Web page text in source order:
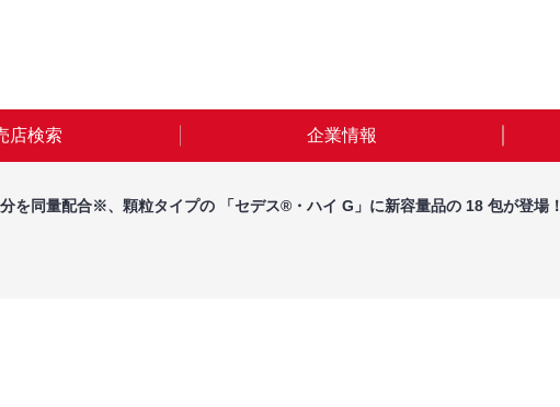
店検索 企業情報
を同量配合※、顆粒タイプの 「セデス®・ハイ G」に新容量品の 18 包が登場！